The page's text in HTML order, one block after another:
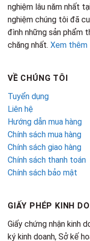
nghiệm lâu năm nhất
nghiệm chúng tôi đã
đình những sản phẩm
chăng nhất. Xem thêm
VỀ CHÚNG TÔI
Tuyển dụng
Liên hệ
Hướng dẫn mua hàng
Chính sách mua hàng
Chính sách giao hàng
Chính sách thanh toán
Chính sách bảo mật
GIẤY PHÉP KINH
Giấy chứng nhận kinh
ký kinh doanh, Sở kế